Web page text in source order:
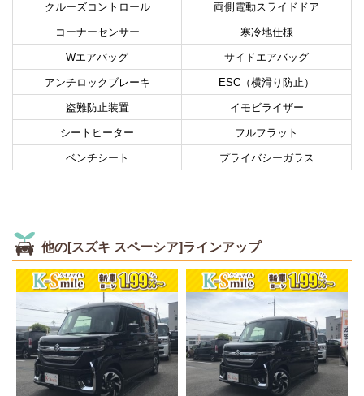
クルーズコントロール 両側電動スライドドア
コーナーセンサー 寒冷地仕様
Wエアバッグ サイドエアバッグ
アンチロックブレーキ ESC（横滑り防止）
盗難防止装置 イモビライザー
シートヒーター フルフラット
ベンチシート プライバシーガラス
他の[スズキ スペーシア]ラインアップ